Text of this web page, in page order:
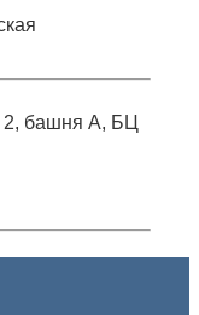
2, башня А, БЦ